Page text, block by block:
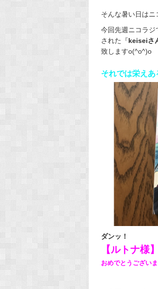
o
そんな暑い日は
今回先週ニコラ
された『keiseiさ
致しますo(^o^)o
それでは栄えあ
ダンッ！
【ルトナ様
おめでとうござ